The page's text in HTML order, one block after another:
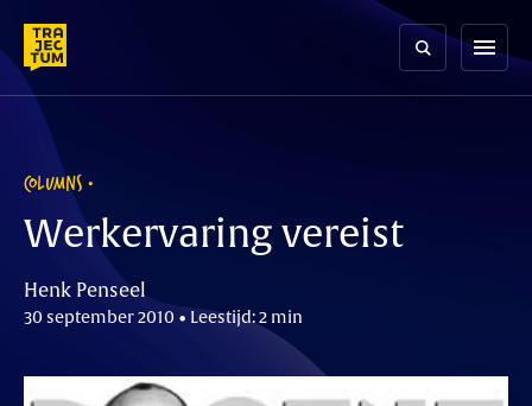
content
menu
COLUMNS
Werkervaring vereist
Henk Penseel
30 september 2010 • Leestijd: 2 min